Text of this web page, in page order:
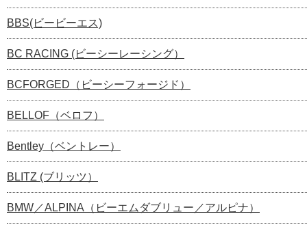
BBS(ビービーエス)
BC RACING (ビーシーレーシング）
BCFORGED（ビーシーフォージド）
BELLOF（ベロフ）
Bentley（ベントレー）
BLITZ (ブリッツ）
BMW／ALPINA（ビーエムダブリュー／アルピナ）